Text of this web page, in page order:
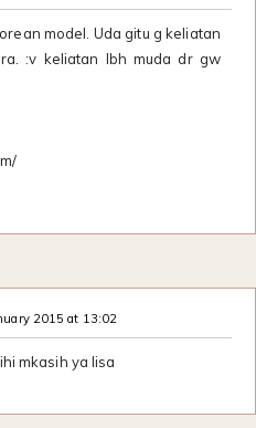
model. Uda gitu g keliatan
:v keliatan lbh muda dr gw
2015 at 13:02
mkasih ya lisa